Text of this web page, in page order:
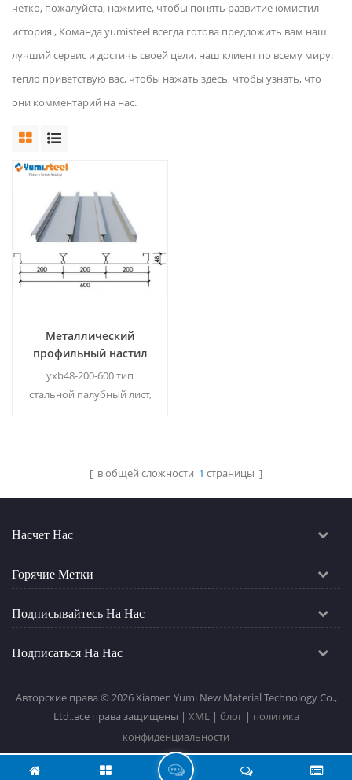
четко, пожалуйста, нажмите, чтобы понять развитие юмистил
история , Команда yumisteel всегда готова предложить вам наш
лучший сервис и достичь своей цели. наш клиент по всему миру:
тепло приветствую вас, чтобы нажать здесь, чтобы узнать, что
они комментарий на нас.
Металлический
профильный настил
пола толщиной 1,0 мм
yxb48-200-600 тип
стальной палубный лист,
размер
Читать Далее
[ в общей сложности 1 страницы ]
Насчет Нас
Горячие Метки
Подписывайтесь На Нас
Подписаться На Нас
Авторские права © 2026 Xiamen Yumi New Material Technology Co.,
Ltd..все права защищены | XML| блог| политика
конфиденциальности